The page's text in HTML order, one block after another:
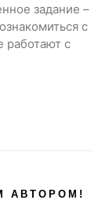
задание –
с
работают с
АВТОРОМ!